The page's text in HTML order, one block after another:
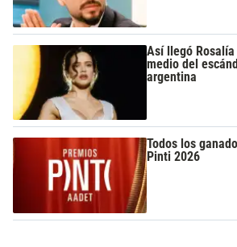
Así llegó
medio del
argentina
Todos los
Pinti 2026